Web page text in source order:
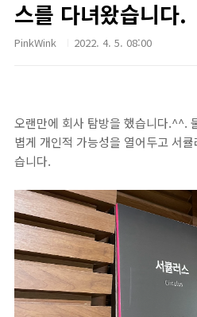
스를 다녀왔습니다.
PinkWink 2022. 4. 5. 08:00
오랜만에 회사 탐방을 했습니다.^^.
볍게 개인적 가능성을 열어두고 서
습니다.